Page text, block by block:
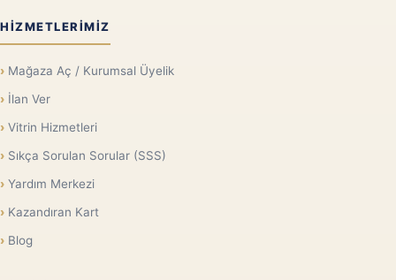
HIZMETLERIMIZ
Mağaza Aç / Kurumsal Üyelik
İlan Ver
Vitrin Hizmetleri
Sıkça Sorulan Sorular (SSS)
Yardım Merkezi
Kazandıran Kart
Blog